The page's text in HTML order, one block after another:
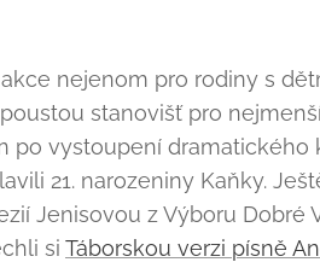
nejenom pro rodiny s
stanovišť pro
po vystoupení
21. narozeniny Kaňky.
Jenisovou z Výboru
si Táborskou verzi písně